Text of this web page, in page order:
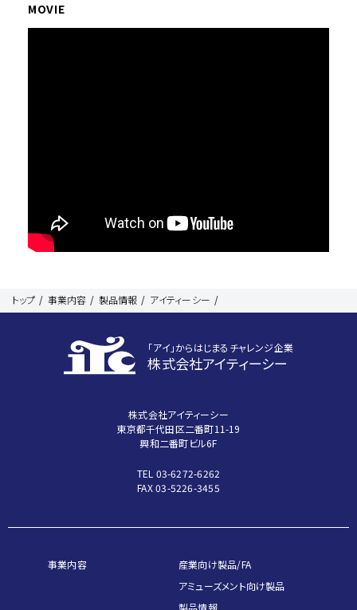
MOVIE
トップ 事業内容 製品情報 アイティーシー
｢アイ｣からはじまるチャレンジ企業
株式会社アイティーシー
株式会社アイティーシー
東京都千代田区二番町11-19
興和二番町ビル6F
TEL 03-6272-6262
FAX 03-5226-3455
事業内容
産業向け製品/FA
アミューズメント向け製品